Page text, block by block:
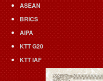
ASEAN
BRICS
AIPA
KTT G20
KTT IAF